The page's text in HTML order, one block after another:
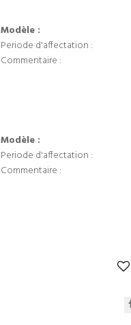
Modèle :
Periode d'affectation :
Commentaire :
Modèle :
Periode d'affectation :
Commentaire :